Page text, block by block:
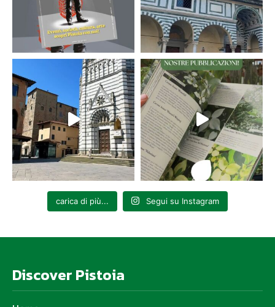
carica di più... Segui su Instagram
Discover Pistoia